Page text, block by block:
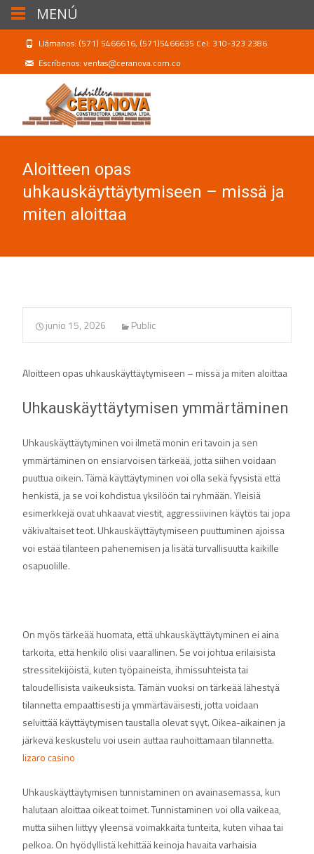
Llámanos: (571) 5466616, (571)5466635 Cel: 310-323 2386
Escríbenos: ventas@ceranova.com.co
Aloitteen opas
uhkauskäyttäytymiseen – missä ja
miten aloittaa
junio 15, 2026 Public
Aloitteen opas uhkauskäyttäytymiseen – missä ja miten aloittaa
Uhkauskäyttäytymisen ymmärtäminen
Uhkauskäyttäytyminen voi ilmetä monin eri tavoin ja sen
ymmärtäminen on ensiarvoisen tärkeää, jotta siihen voidaan
puuttua oikein. Tämä käyttäytyminen voi olla sekä fyysistä että
henkistä, ja se voi kohdistua yksilöön tai ryhmään. Yleisiä
esimerkkejä ovat uhkaavat viestit, aggressiivinen käytös tai jopa
väkivaltaiset teot. Uhkauskäyttäytymiseen puuttuminen ajoissa
voi estää tilanteen pahenemisen ja lisätä turvallisuutta kaikille
osapuolille.
On myös tärkeää huomata, että uhkauskäyttäytyminen ei aina
tarkoita, että henkilö olisi vaarallinen. Se voi johtua erilaisista
stressitekijöistä, kuten työpaineista, ihmissuhteista tai
taloudellisista vaikeuksista. Tämän vuoksi on tärkeää lähestyä
tilannetta empaattisesti ja ymmärtäväisesti, jotta voidaan
selvittää käyttäytymisen taustalla olevat syyt. Oikea-aikainen ja
järkevä keskustelu voi usein auttaa rauhoittamaan tilannetta.
lizaro casino
Uhkauskäyttäytymisen tunnistaminen on avainasemassa, kun
halutaan aloittaa oikeat toimet. Tunnistaminen voi olla vaikeaa,
mutta siihen liittyy yleensä voimakkaita tunteita, kuten vihaa tai
pelkoa. On hyödyllistä kehittää keinoja havaita varhaisia
MENÚ